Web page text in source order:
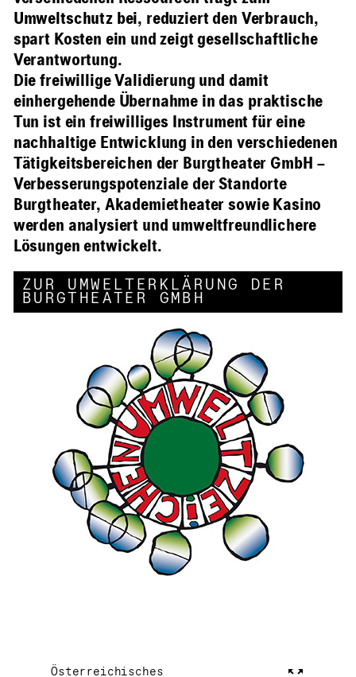
Österreichisches
Vollbild
Umweltschutz bei, reduziert den Verbrauch,
spart Kosten ein und zeigt gesellschaftliche
Verantwortung.
Die freiwillige Validierung und damit
einhergehende Übernahme in das praktische
Tun ist ein freiwilliges Instrument für eine
nachhaltige Entwicklung in den verschiedenen
Tätigkeitsbereichen der Burgtheater GmbH –
Verbesserungspotenziale der Standorte
Burgtheater, Akademietheater sowie Kasino
werden analysiert und umweltfreundlichere
Lösungen entwickelt.
ZUR UMWELTERKLÄRUNG DER
BURGTHEATER GMBH